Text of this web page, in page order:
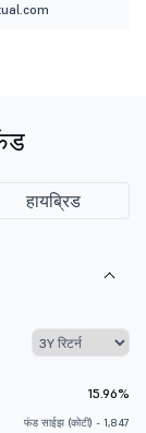
हायब्रिड
15.96%
फंड साईझ (कोटी) - 1,847